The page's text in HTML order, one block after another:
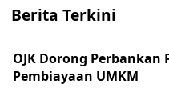
Berita Terkini
OJK Dorong Perbankan
Pembiayaan UMKM